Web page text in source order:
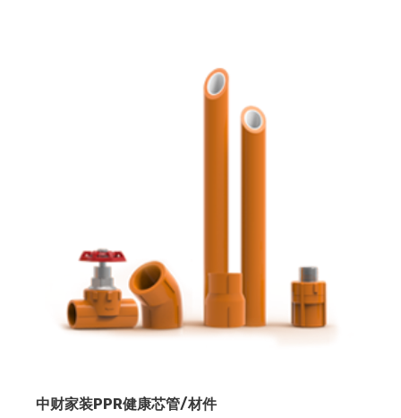
中财家装PPR健康芯管/材件